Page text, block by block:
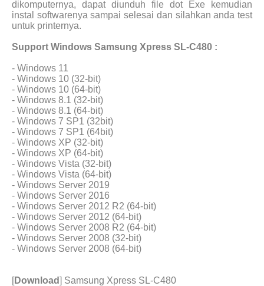
dikomputernya, dapat diunduh file dot Exe kemudian
instal softwarenya sampai selesai dan silahkan anda test
untuk printernya.
Support Windows Samsung Xpress SL-C480 :
- Windows 11
- Windows 10 (32-bit)
- Windows 10 (64-bit)
- Windows 8.1 (32-bit)
- Windows 8.1 (64-bit)
- Windows 7 SP1 (32bit)
- Windows 7 SP1 (64bit)
- Windows XP (32-bit)
- Windows XP (64-bit)
- Windows Vista (32-bit)
- Windows Vista (64-bit)
- Windows Server 2019
- Windows Server 2016
- Windows Server 2012 R2 (64-bit)
- Windows Server 2012 (64-bit)
- Windows Server 2008 R2 (64-bit)
- Windows Server 2008 (32-bit)
- Windows Server 2008 (64-bit)
[Download] Samsung Xpress SL-C480